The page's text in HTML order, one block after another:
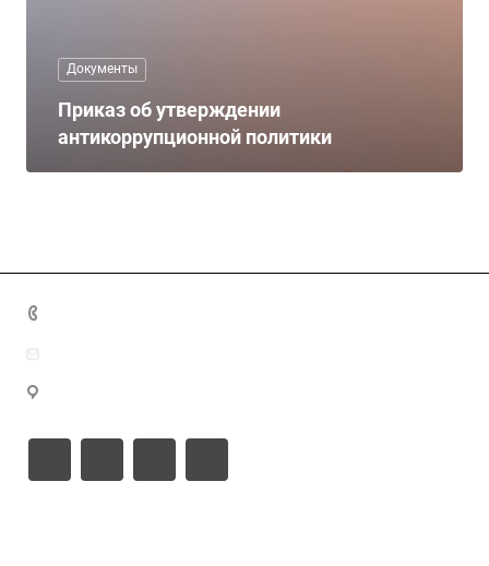
Документы
Приказ об утверждении
антикоррупционной политики